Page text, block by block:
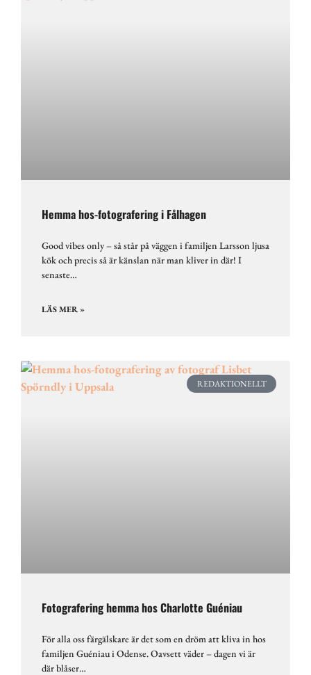
Hemma hos-fotografering i Fålhagen
Good vibes only – så står på väggen i familjen Larsson ljusa
kök och precis så är känslan när man kliver in där! I
senaste…
LÄS MER »
REDAKTIONELLT
Fotografering hemma hos Charlotte Guéniau
För alla oss färgälskare är det som en dröm att kliva in hos
familjen Guéniau i Odense. Oavsett väder – dagen vi är
där blåser…